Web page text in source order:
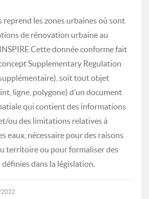
reprend les zones urbaines où sont
de rénovation urbaine au
Cette donnée conforme fait
Supplementary Regulation
soit tout objet
ligne, polygone) d’un document
qui contient des informations
ou des limitations relatives à
eaux, nécessaire pour des raisons
territoire ou pour formaliser des
dans la législation.